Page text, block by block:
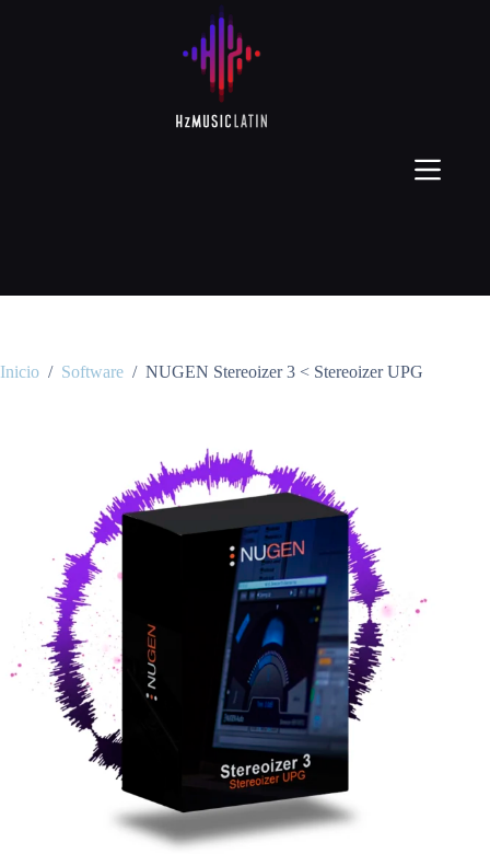
Inicio / Software / NUGEN Stereoizer 3 < Stereoizer UPG